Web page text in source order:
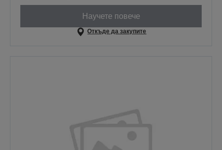
Научете повече
Откъде да закупите